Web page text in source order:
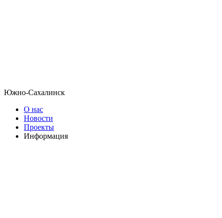
Южно-Сахалинск
О нас
Новости
Проекты
Информация